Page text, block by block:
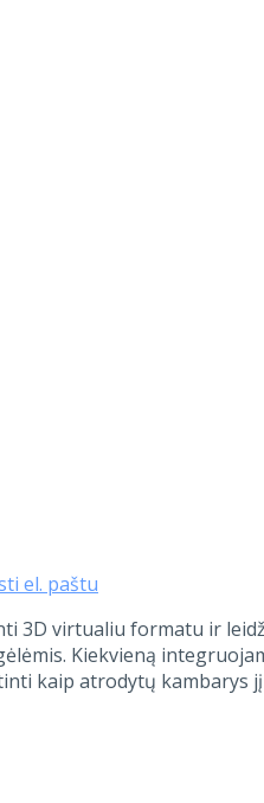
el. paštu
3D virtualiu formatu ir
Kiekvieną
kaip atrodytų kambarys